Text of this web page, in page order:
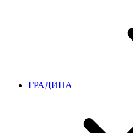
ГРАДИНА